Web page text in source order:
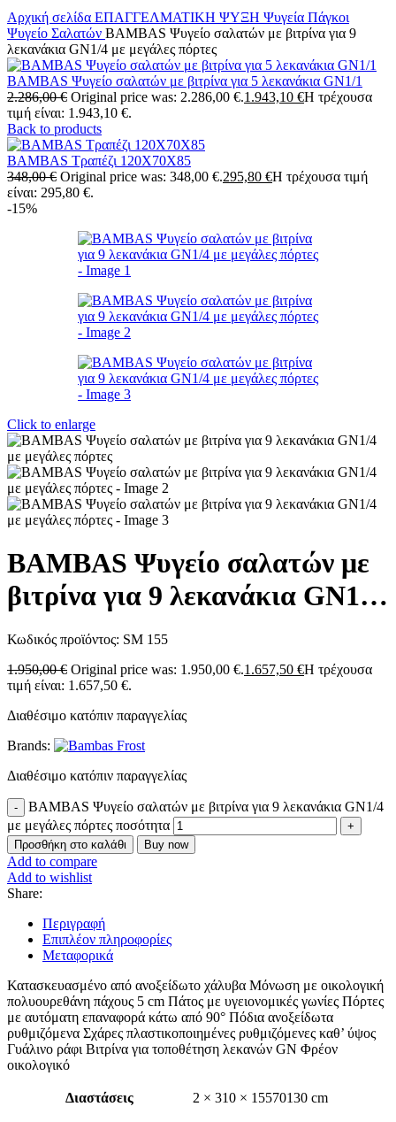
Αρχική σελίδα ΕΠΑΓΓΕΛΜΑΤΙΚΗ ΨΥΞΗ Ψυγεία Πάγκοι
Ψυγείο Σαλατών BAMBAS Ψυγείο σαλατών με βιτρίνα για 9
λεκανάκια GN1/4 με μεγάλες πόρτες
BAMBAS Ψυγείο σαλατών με βιτρίνα για 5 λεκανάκια GN1/1
2.286,00€ Original price was: 2.286,00 €.1.943,10 €Η τρέχουσα
τιμή είναι: 1.943,10 €.
Back to products
BAMBAS Τραπέζι 120X70X85
348,00€ Original price was: 348,00 €.295,80 €Η τρέχουσα τιμή
είναι: 295,80 €.
-15%
Click to enlarge
BAMBAS Ψυγείο σαλατών με
βιτρίνα για 9 λεκανάκια GN1/4
με μεγάλες πόρτες
Κωδικός προϊόντος: SM 155
1.950,00€ Original price was: 1.950,00 €.1.657,50 €Η τρέχουσα
τιμή είναι: 1.657,50 €.
Διαθέσιμο κατόπιν παραγγελίας
Brands:
Διαθέσιμο κατόπιν παραγγελίας
BAMBAS Ψυγείο σαλατών με βιτρίνα για 9 λεκανάκια GN1/4
με μεγάλες πόρτες ποσότητα
Προσθήκη στο καλάθι Buy now
Add to compare
Add to wishlist
Share:
Περιγραφή
Επιπλέον πληροφορίες
Μεταφορικά
Κατασκευασμένο από ανοξείδωτο χάλυβα Μόνωση με οικολογική
πολυουρεθάνη πάχους 5 cm Πάτος με υγειονομικές γωνίες Πόρτες
με αυτόματη επαναφορά κάτω από 90° Πόδια ανοξείδωτα
ρυθμιζόμενα Σχάρες πλαστικοποιημένες ρυθμιζόμενες καθ’ ύψος
Γυάλινο ράφι Βιτρίνα για τοποθέτηση λεκανών GN Φρέον
οικολογικό
Διαστάσεις 2 × 310 × 15570130 cm